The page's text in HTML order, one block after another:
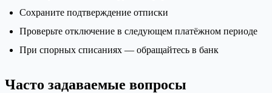
Сохраните подтверждение отписки
Проверьте отключение в следующем платёжном периоде
При спорных списаниях — обращайтесь в банк
Часто задаваемые вопросы